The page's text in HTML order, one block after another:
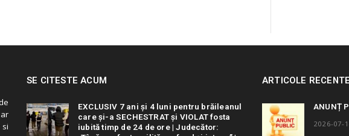
SE CITESTE ACUM
EXCLUSIV 7 ani și 4 luni pentru brăileanul
care și-a SECHESTRAT și VIOLAT fosta
iubită timp de 24 de ore | Judecător:
ARTICOLE RECENTE
ANUNȚ
2026-07-